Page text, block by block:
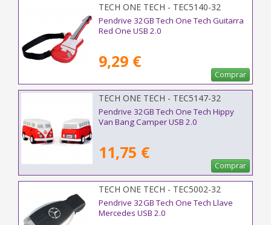
TECH ONE TECH - TEC5140-32
Pendrive 32GB Tech One Tech Guitarra
Red One USB 2.0
9,29 €
Comprar
TECH ONE TECH - TEC5147-32
Pendrive 32GB Tech One Tech Hippy
Van Bang Camper USB 2.0
11,75 €
Comprar
TECH ONE TECH - TEC5002-32
Pendrive 32GB Tech One Tech Llave
Mercedes USB 2.0